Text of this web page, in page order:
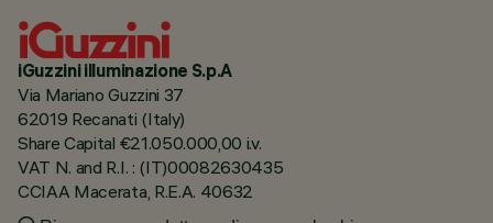
iGuzzini illuminazione S.p.A
Via Mariano Guzzini 37
62019 Recanati (Italy)
Share Capital €21.050.000,00 i.v.
VAT N. and R.I. : (IT)00082630435
CCIAA Macerata, R.E.A. 40632